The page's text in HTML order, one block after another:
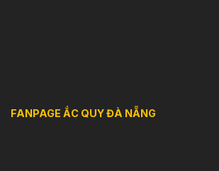
FANPAGE ẮC QUY ĐÀ NẴNG